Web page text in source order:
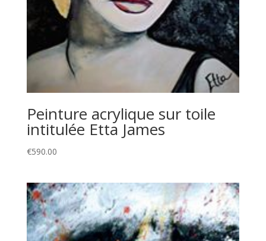
Peinture acrylique sur toile
intitulée Etta James
€590.00